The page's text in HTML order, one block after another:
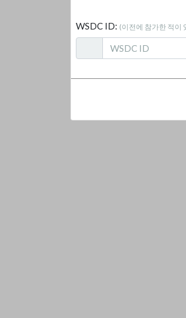
WSDC ID: (이전에 참가한 적이